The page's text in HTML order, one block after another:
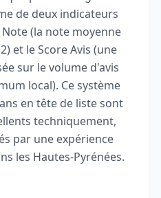
de deux indicateurs
(la note moyenne
et le Score Avis (une
sur le volume d'avis
local). Ce système
en tête de liste sont
techniquement,
par une expérience
les Hautes-Pyrénées.